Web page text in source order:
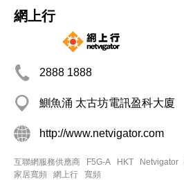
網上行
2888 1888
鰂魚涌 太古坊電訊盈科大廈
http://www.netvigator.com
互聯網服務供應商 F5G-A HKT Netvigator
家居寬頻
網上行 寬頻